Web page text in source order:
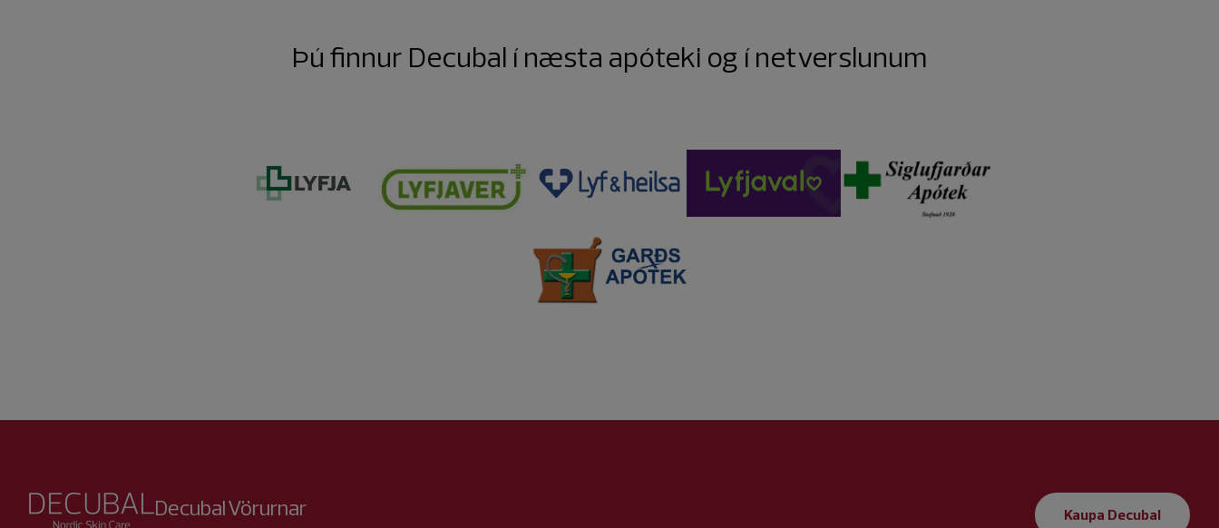
Þú finnur Decubal í næsta apóteki og í netverslunum
DecubalVörurnar Kaupa Decubal